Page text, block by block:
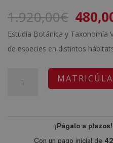
5 en base
a valoración
de un
cliente
1.920,00€ El
precio
Estudia Botánica y Taxonomía
de especies en distintos